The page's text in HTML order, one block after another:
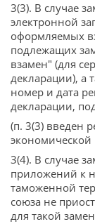
3(3). В случае
электронной
оформляемых
подлежащих
взамен" (для
декларации), а
номер и дата
декларации,
(п. 3(3) введен
экономической
3(4). В случае
приложений к
таможенной
союза не
для такой